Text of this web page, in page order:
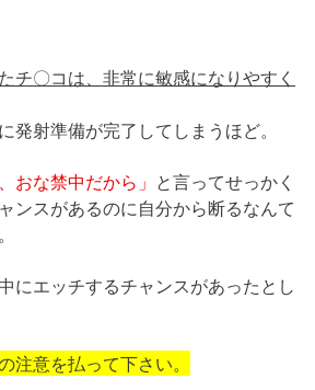
チ〇コは、非常に敏感になりやすく
発射準備が完了してしまうほど。
おな禁中だから」 と言ってせっかく
ンスがあるのに自分から断るなんて
にエッチするチャンスがあったとし
注意を払って下さい。